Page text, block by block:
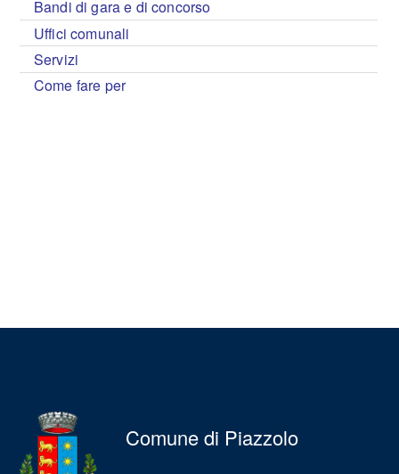
Bandi di gara e di concorso
Uffici comunali
Servizi
Come fare per
Comune di Piazzolo